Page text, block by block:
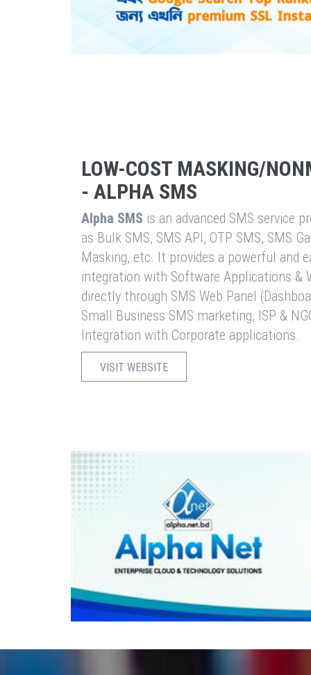
LOW-COST MASKING/
- ALPHA SMS
Alpha SMS is an advanced SMS service
as Bulk SMS, SMS API, OTP SMS, SMS
Masking, etc. It provides a powerful and
integration with Software Applications &
directly through SMS Web Panel
Small Business SMS marketing, ISP &
Integration with Corporate applications.
VISIT WEBSITE